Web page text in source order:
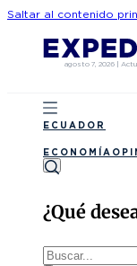
Saltar al contenido
agosto 7, 2026 |
ECUADOR
ECONOMÍA
¿Qué
Buscar